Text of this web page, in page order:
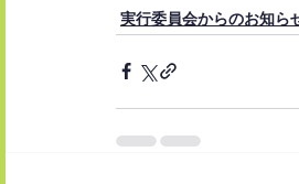
実行委員会からのお知ら